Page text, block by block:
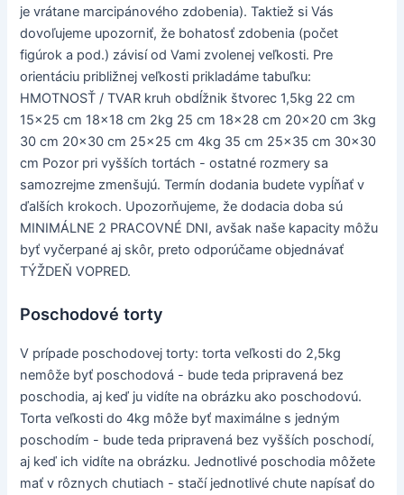
je vrátane marcipánového zdobenia). Taktiež si Vás
dovoľujeme upozorniť, že bohatosť zdobenia (počet
figúrok a pod.) závisí od Vami zvolenej veľkosti. Pre
orientáciu približnej veľkosti prikladáme tabuľku:
HMOTNOSŤ / TVAR kruh obdĺžnik štvorec 1,5kg 22 cm
15x25 cm 18x18 cm 2kg 25 cm 18x28 cm 20x20 cm 3kg
30 cm 20x30 cm 25x25 cm 4kg 35 cm 25x35 cm 30x30
cm Pozor pri vyšších tortách - ostatné rozmery sa
samozrejme zmenšujú. Termín dodania budete vypĺňať v
ďalších krokoch. Upozorňujeme, že dodacia doba sú
MINIMÁLNE 2 PRACOVNÉ DNI, avšak naše kapacity môžu
byť vyčerpané aj skôr, preto odporúčame objednávať
TÝŽDEŇ VOPRED.
Poschodové torty
V prípade poschodovej torty: torta veľkosti do 2,5kg
nemôže byť poschodová - bude teda pripravená bez
poschodia, aj keď ju vidíte na obrázku ako poschodovú.
Torta veľkosti do 4kg môže byť maximálne s jedným
poschodím - bude teda pripravená bez vyšších poschodí,
aj keď ich vidíte na obrázku. Jednotlivé poschodia môžete
mať v rôznych chutiach - stačí jednotlivé chute napísať do